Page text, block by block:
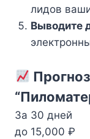
лидов
Выводите
За 30 дней
до 15,000 ₽